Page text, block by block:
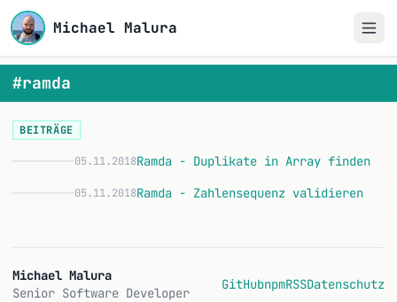
Michael Malura
#ramda
BEITRÄGE
05.11.2018Ramda - Duplikate in Array finden
05.11.2018Ramda - Zahlensequenz validieren
Michael Malura
Senior Software Developer
GitHubnpmRSSDatenschutz